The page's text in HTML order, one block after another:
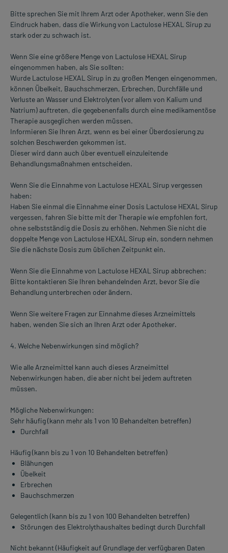
Bitte sprechen Sie mit Ihrem Arzt oder Apotheker, wenn Sie den
Eindruck haben, dass die Wirkung von Lactulose HEXAL Sirup zu
stark oder zu schwach ist.
Wenn Sie eine größere Menge von Lactulose HEXAL Sirup
eingenommen haben, als Sie sollten:
Wurde Lactulose HEXAL Sirup in zu großen Mengen eingenommen,
können Übelkeit, Bauchschmerzen, Erbrechen, Durchfälle und
Verluste an Wasser und Elektrolyten (vor allem von Kalium und
Natrium) auftreten, die gegebenenfalls durch eine medikamentöse
Therapie ausgeglichen werden müssen.
Informieren Sie Ihren Arzt, wenn es bei einer Überdosierung zu
solchen Beschwerden gekommen ist.
Dieser wird dann auch über eventuell einzuleitende
Behandlungsmaßnahmen entscheiden.
Wenn Sie die Einnahme von Lactulose HEXAL Sirup vergessen
haben:
Haben Sie einmal die Einnahme einer Dosis Lactulose HEXAL Sirup
vergessen, fahren Sie bitte mit der Therapie wie empfohlen fort,
ohne selbstständig die Dosis zu erhöhen. Nehmen Sie nicht die
doppelte Menge von Lactulose HEXAL Sirup ein, sondern nehmen
Sie die nächste Dosis zum üblichen Zeitpunkt ein.
Wenn Sie die Einnahme von Lactulose HEXAL Sirup abbrechen:
Bitte kontaktieren Sie Ihren behandelnden Arzt, bevor Sie die
Behandlung unterbrechen oder ändern.
Wenn Sie weitere Fragen zur Einnahme dieses Arzneimittels
haben, wenden Sie sich an Ihren Arzt oder Apotheker.
4. Welche Nebenwirkungen sind möglich?
Wie alle Arzneimittel kann auch dieses Arzneimittel
Nebenwirkungen haben, die aber nicht bei jedem auftreten
müssen.
Mögliche Nebenwirkungen:
Sehr häufig (kann mehr als 1 von 10 Behandelten betreffen)
Durchfall
Häufig (kann bis zu 1 von 10 Behandelten betreffen)
Blähungen
Übelkeit
Erbrechen
Bauchschmerzen
Gelegentlich (kann bis zu 1 von 100 Behandelten betreffen)
Störungen des Elektrolythaushaltes bedingt durch Durchfall
Nicht bekannt (Häufigkeit auf Grundlage der verfügbaren Daten